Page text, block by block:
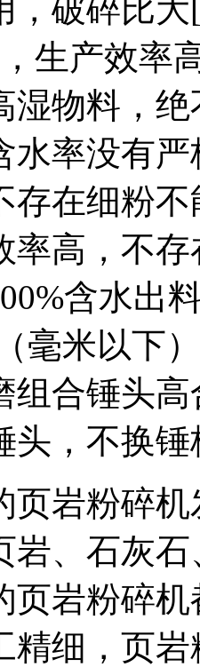
，破碎比
生产效率
湿物料，
水率没有
存在细粉
率高，不
含水出
毫米以下
组合锤头
头，不换锤
页岩粉碎
岩、石灰
页岩粉碎
精细，页